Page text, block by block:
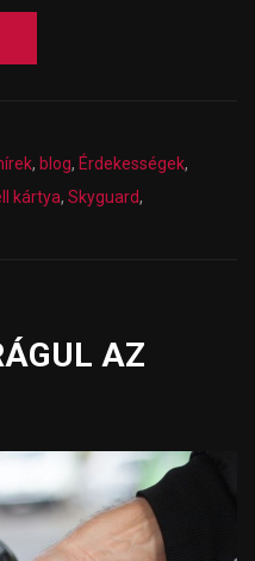
, blog, Érdekességek,
kártya, Skyguard,
AZ